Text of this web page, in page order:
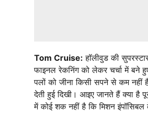
Tom Cruise: हॉलीवुड की
फाइनल रेकनिंग को लेकर चर्चा में बने
पलों को जीना किसी सपने से कम नहीं
देती हुई दिखी। आइए जानते हैं क्या है
में कोई शक नहीं है कि मिशन इंपॉसिबल